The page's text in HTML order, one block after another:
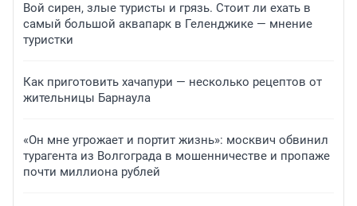
Вой сирен, злые туристы и грязь. Стоит ли ехать в
самый большой аквапарк в Геленджике — мнение
туристки
Как приготовить хачапури — несколько рецептов от
жительницы Барнаула
«Он мне угрожает и портит жизнь»: москвич обвинил
турагента из Волгограда в мошенничестве и пропаже
почти миллиона рублей